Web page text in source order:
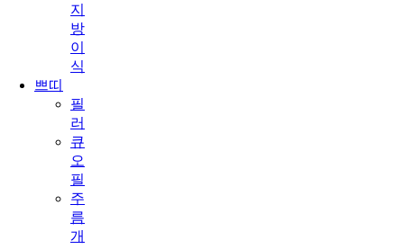
지
방
이
식
쁘띠
필
러
큐
오
필
주
름
개